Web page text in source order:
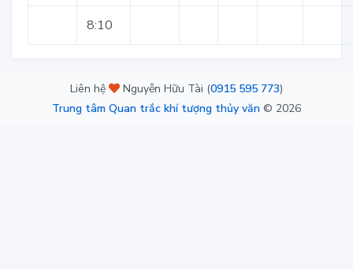
8:10
Liên hệ Nguyễn Hữu Tài (0915 595 773)
Trung tâm Quan trắc khí tượng thủy văn © 2026